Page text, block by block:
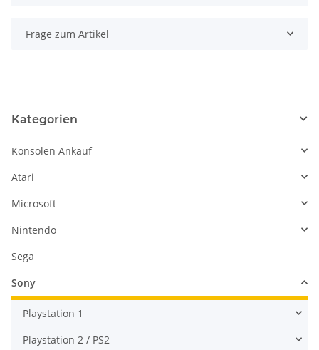
Frage zum Artikel
Kategorien
Konsolen Ankauf
Atari
Microsoft
Nintendo
Sega
Sony
Playstation 1
Playstation 2 / PS2